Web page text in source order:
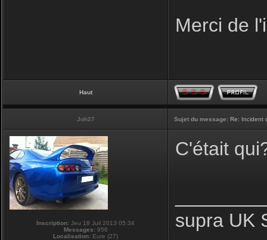
Merci de
Haut
Joh27 Sujet du message: Re: Incident
Inscription: Jeu 18 Juil 2013 05:34
Messages:956
Localisation: Eure (27)
C'était
supra UK